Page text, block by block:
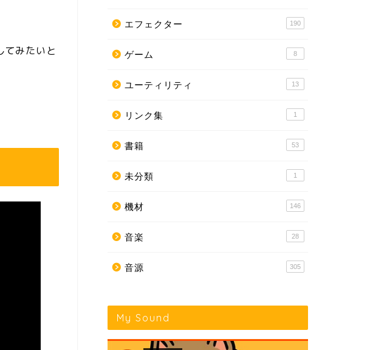
てみたいと
エフェクター 190
ゲーム 8
ユーティリティ 13
リンク集 1
書籍 53
未分類 1
機材 146
音楽 28
音源 305
My Sound